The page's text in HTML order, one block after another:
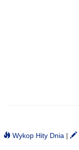
Wykop Hity Dnia |